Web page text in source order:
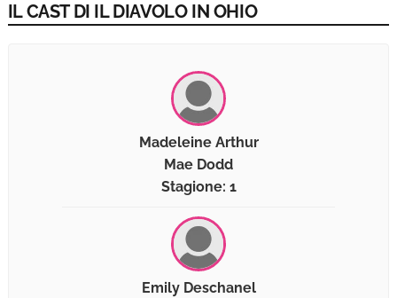
IL CAST DI IL DIAVOLO IN OHIO
Madeleine Arthur
Mae Dodd
Stagione: 1
Emily Deschanel